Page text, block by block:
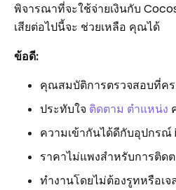
พิจารณาที่จะใช้จ่ายเงินกับ
เสียต่อไปนี้จะ ช่วยเหลือ คุณได้
ข้อดี:
คุณสมบัติการตรวจสอบที่ค
ประทับใจ ติดตาม ตำแหน่ง
ความเข้ากันได้ดีกับอุปกรณ์
ราคาไม่แพงสำหรับการติด
ทำงานโดยไม่ต้องรูทหรือเจ